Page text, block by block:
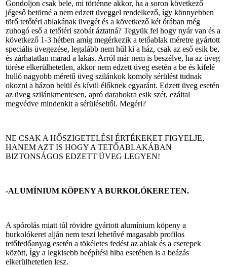
Gondoljon csak bele, mi történne akkor, ha a soron következő
jégeső betörné a nem edzett üveggel rendelkező, így könnyebben
törő tetőtéri ablakának üvegét és a következő két órában még
zuhogó eső a tetőtéri szobát áztatná? Tegyük fel hogy nyár van és a
következő 1-3 hétben amíg megérkezik a tetőablak méretre gyártott
speciális üvegezése, legalább nem hűl ki a ház, csak az eső esik be,
és zárhatatlan marad a lakás. Arról már nem is beszélve, ha az üveg
törése elkerülhetetlen, akkor nem edzett üveg esetén a be és kifelé
hulló nagyobb méretű üveg szilánkok komoly sérülést tudnak
okozni a házon belül és kívül élőknek egyaránt. Edzett üveg esetén
az üveg szilánkmentesen, apró darabokra esik szét, ezáltal
megvédve mindenkit a sérüléseltől. Megéri?
NE CSAK A HŐSZIGETELÉSI ÉRTÉKEKET FIGYELJE,
HANEM AZT IS HOGY A TETŐABLAKÁBAN
BIZTONSÁGOS EDZETT ÜVEG LEGYEN!
-ALUMÍNIUM KÖPENY A BURKOLÓKERETEN.
A spórolás miatt túl rövidre gyártott alumínium köpeny a
burkolókeret alján nem teszi lehetővé magasabb profilos
tetőfedőanyag esetén a tökéletes fedést az ablak és a cserepek
között, Így a legkisebb beépítési hiba esetében is a beázás
elkerülhetetlen lesz.